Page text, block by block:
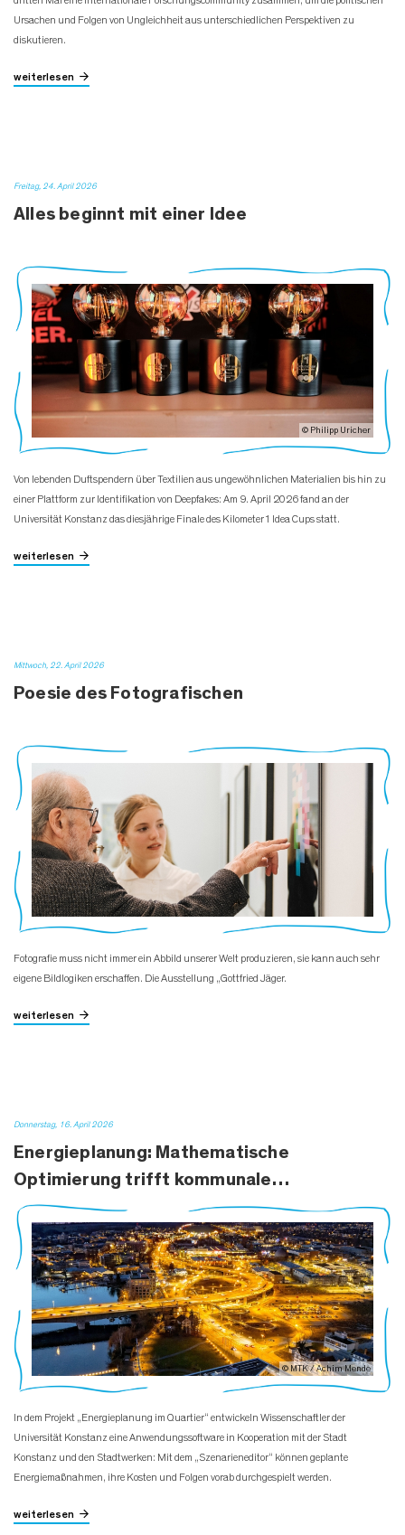
Ursachen und Folgen von Ungleichheit aus unterschiedlichen Perspektiven zu
diskutieren.
weiterlesen
Freitag, 24. April 2026
Alles beginnt mit einer Idee
© Philipp Uricher
Von lebenden Duftspendern über Textilien aus ungewöhnlichen Materialien bis hin zu
einer Plattform zur Identifikation von Deepfakes: Am 9. April 2026 fand an der
Universität Konstanz das diesjährige Finale des Kilometer1 Idea Cups statt.
weiterlesen
Mittwoch, 22. April 2026
Poesie des Fotografischen
Fotografie muss nicht immer ein Abbild unserer Welt produzieren, sie kann auch sehr
eigene Bildlogiken erschaffen. Die Ausstellung „Gottfried Jäger.
weiterlesen
Donnerstag, 16. April 2026
Energieplanung: Mathematische
Optimierung trifft kommunale…
© MTK / Achim Mende
In dem Projekt „Energieplanung im Quartier“ entwickeln Wissenschaftler der
Universität Konstanz eine Anwendungssoftware in Kooperation mit der Stadt
Konstanz und den Stadtwerken: Mit dem „Szenarieneditor“ können geplante
Energiemaßnahmen, ihre Kosten und Folgen vorab durchgespielt werden.
weiterlesen